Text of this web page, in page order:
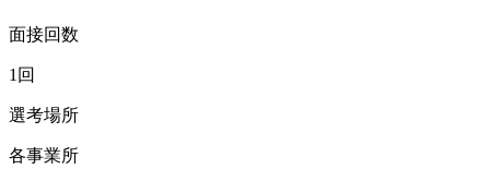
面接回数
1回
選考場所
各事業所